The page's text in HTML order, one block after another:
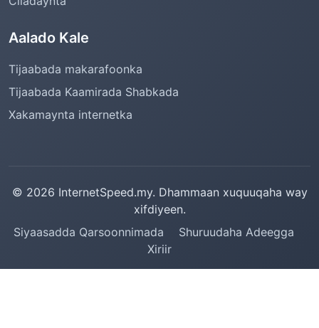
Aalado Kale
Tijaabada makarafoonka
Tijaabada Kaamirada Shabkada
Xakamaynta internetka
© 2026 InternetSpeed.my. Dhammaan xuquuqaha way
xifdiyeen.
Siyaasadda Qarsoonnimada
Shuruudaha Adeegga
Xiriir